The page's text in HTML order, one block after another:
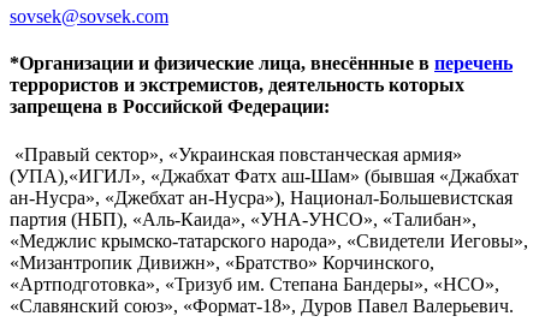
sovsek@sovsek.com
*Организации и физические лица, внесённные в перечень
террористов и экстремистов, деятельность которых
запрещена в Российской Федерации:
«Правый сектор», «Украинская повстанческая армия»
(УПА),«ИГИЛ», «Джабхат Фатх аш-Шам» (бывшая «Джабхат
ан-Нусра», «Джебхат ан-Нусра»), Национал-Большевистская
партия (НБП), «Аль-Каида», «УНА-УНСО», «Талибан»,
«Меджлис крымско-татарского народа», «Свидетели Иеговы»,
«Мизантропик Дивижн», «Братство» Корчинского,
«Артподготовка», «Тризуб им. Степана Бандеры», «НСО»,
«Славянский союз», «Формат-18», Дуров Павел Валерьевич.